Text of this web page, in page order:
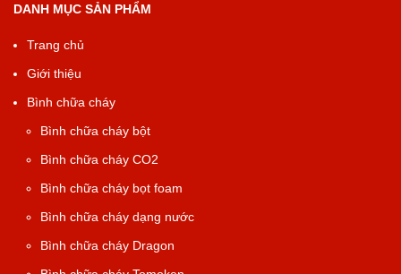
DANH MỤC SẢN PHẨM
Trang chủ
Giới thiệu
Bình chữa cháy
Bình chữa cháy bột
Bình chữa cháy CO2
Bình chữa cháy bọt foam
Bình chữa cháy dạng nước
Bình chữa cháy Dragon